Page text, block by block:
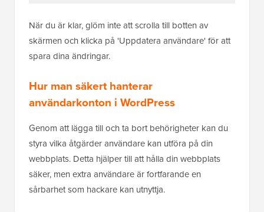
När du är klar, glöm inte att scrolla till botten av
skärmen och klicka på 'Uppdatera användare' för att
spara dina ändringar.
Hur man säkert hanterar
användarkonton i WordPress
Genom att lägga till och ta bort behörigheter kan du
styra vilka åtgärder användare kan utföra på din
webbplats. Detta hjälper till att hålla din webbplats
säker, men extra användare är fortfarande en
sårbarhet som hackare kan utnyttja.